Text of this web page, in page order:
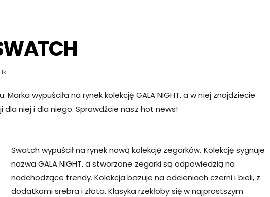
Marka wypuściła na rynek kolekcję GALA NIGHT, a w niej znajdziecie
niej i dla niego. Sprawdźcie nasz hot news!
Swatch wypuścił na rynek nową kolekcję zegarków. Kolekcję sygnuje
nazwa GALA NIGHT, a stworzone zegarki są odpowiedzią na
nadchodzące trendy. Kolekcja bazuje na odcieniach czerni i bieli, z
dodatkami srebra i złota. Klasyka rzekłoby się w najprostszym